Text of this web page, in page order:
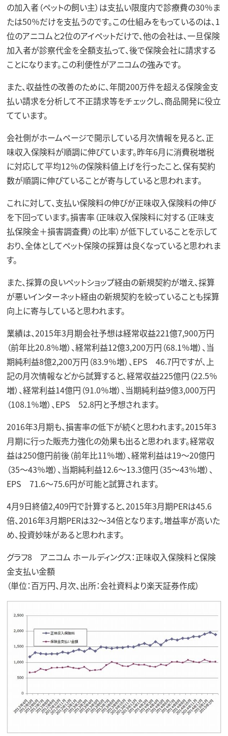
の加入者（ペットの飼い主）は支払い限度内で診療費の30％ま
たは50％だけを支払うのです。この仕組みをもっているのは、1
位のアニコムと2位のアイペットだけで、他の会社は、一旦保険
加入者が診察代金を全額支払って、後で保険会社に請求する
ことになります。この利便性がアニコムの強みです。
また、収益性の改善のために、年間200万件を超える保険金支
払い請求を分析して不正請求等をチェックし、商品開発に役立
てています。
会社側がホームページで開示している月次情報を見ると、正
味収入保険料が順調に伸びています。昨年6月に消費税増税
に対応して平均12％の保険料値上げを行ったこと、保有契約
数が順調に伸びていることが寄与していると思われます。
これに対して、支払い保険料の伸びが正味収入保険料の伸び
を下回っています。損害率（正味収入保険料に対する（正味支
払保険金＋損害調査費）の比率）が低下していることを示して
おり、全体としてペット保険の採算は良くなっていると思われま
す。
また、採算の良いペットショップ経由の新規契約が増え、採算
が悪いインターネット経由の新規契約を絞っていることも採算
向上に寄与していると思われます。
業績は、2015年3月期会社予想は経常収益221億7,900万円
（前年比20.8％増）、経常利益12億3,200万円（68.1％増）、当
期純利益8億2,200万円（83.9％増）、EPS 46.7円ですが、上
記の月次情報などから試算すると、経常収益225億円（22.5％
増）、経常利益14億円（91.0％増）、当期純利益9億3,000万円
（108.1％増）、EPS 52.8円と予想されます。
2016年3月期も、損害率の低下が続くと思われます。2015年3
月期に行った販売力強化の効果も出ると思われます。経常収
益は250億円前後（前年比11％増）、経常利益は19～20億円
（35～43％増）、当期純利益12.6～13.3億円（35～43％増）、
EPS 71.6～75.6円が可能と試算されます。
4月9日終値2,409円で計算すると、2015年3月期PERは45.6
倍、2016年3月期PERは32～34倍となります。増益率が高いた
め、投資妙味があると思われます。
グラフ8 アニコム ホールディングス：正味収入保険料と保険
金支払い金額
（単位：百万円、月次、出所：会社資料より楽天証券作成）